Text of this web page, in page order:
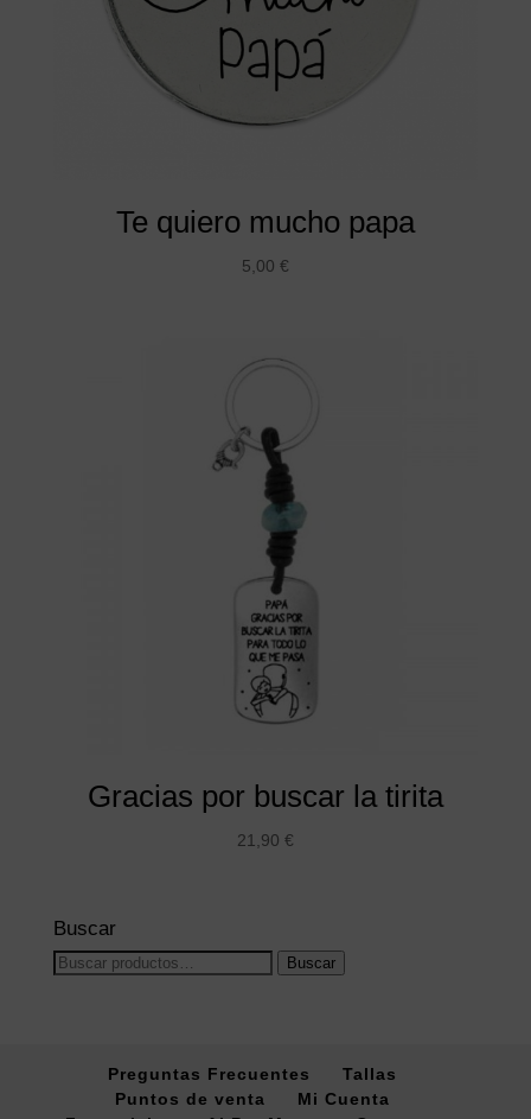
Te quiero mucho papa
5,00 €
Gracias por buscar la tirita
21,90 €
Buscar
Buscar
Buscar
Preguntas Frecuentes
Tallas
Puntos de venta
Mi Cuenta